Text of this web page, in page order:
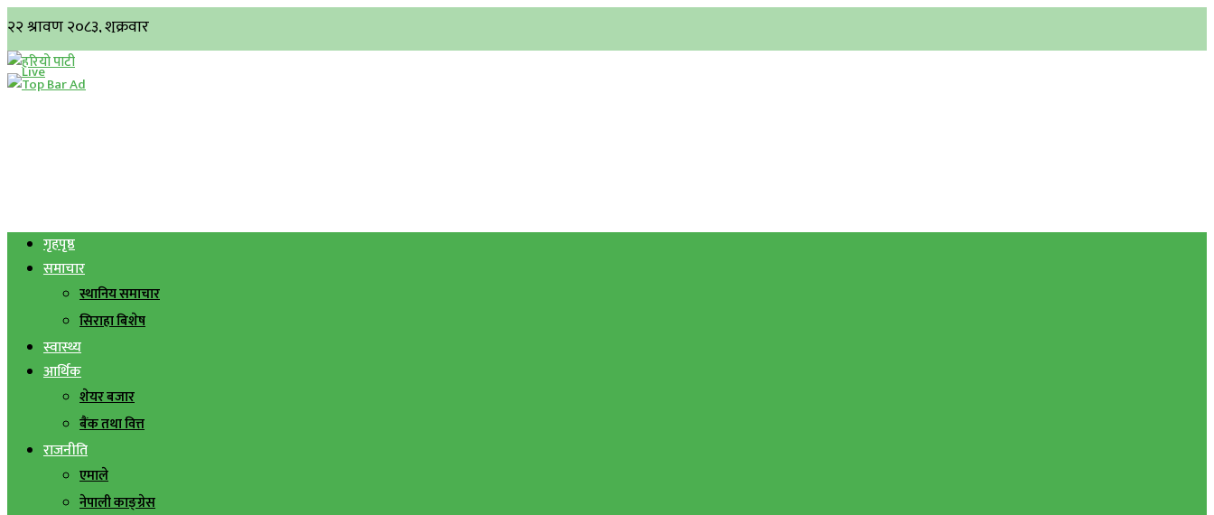
गृहपृष्ठ
समाचार
स्थानिय समाचार
सिराहा बिशेष
स्वास्थ्य
आर्थिक
शेयर बजार
बैंक तथा वित्त
राजनीति
एमाले
नेपाली काङ्ग्रेस